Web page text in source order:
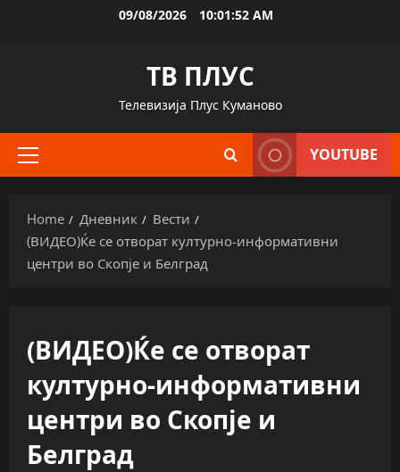
09/08/2026 10:01:53 AM
ТВ ПЛУС
Телевизија Плус Куманово
Primary
YOUTUBE
Home Дневник
Вести
(ВИДЕО)Ќе се отворат културно-информативни
центри во Скопје и Белград
(ВИДЕО)Ќе се отворат
културно-информативни
центри во Скопје и
Белград